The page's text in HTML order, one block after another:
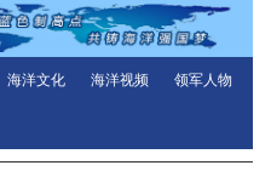
海洋文化 海洋视频 领军人物